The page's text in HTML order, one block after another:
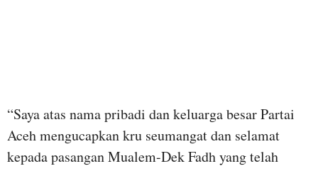
“Saya atas nama pribadi dan keluarga besar Partai
Aceh mengucapkan kru seumangat dan selamat
kepada pasangan Mualem-Dek Fadh yang telah